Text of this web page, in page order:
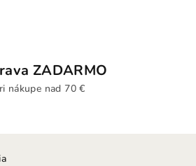
ZADARMO
nákupe nad 70 €